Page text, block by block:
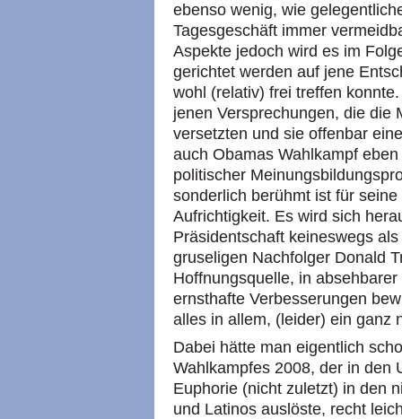
ebenso wenig, wie
Tagesgeschäft immer
Aspekte jedoch wird es im
gerichtet werden auf jene
wohl (relativ) frei treffen
jenen Versprechungen, die die
versetzten und sie offenbar
auch Obamas Wahlkampf
politischer
sonderlich berühmt ist für
Aufrichtigkeit. Es wird sich
Präsidentschaft keineswegs
gruseligen Nachfolger Donald
Hoffnungsquelle, in
ernsthafte Verbesserungen
alles in allem, (leider) ein ganz
Dabei hätte man eigentlich
Wahlkampfes 2008, der in den
Euphorie (nicht zuletzt) in den
und Latinos auslöste, recht